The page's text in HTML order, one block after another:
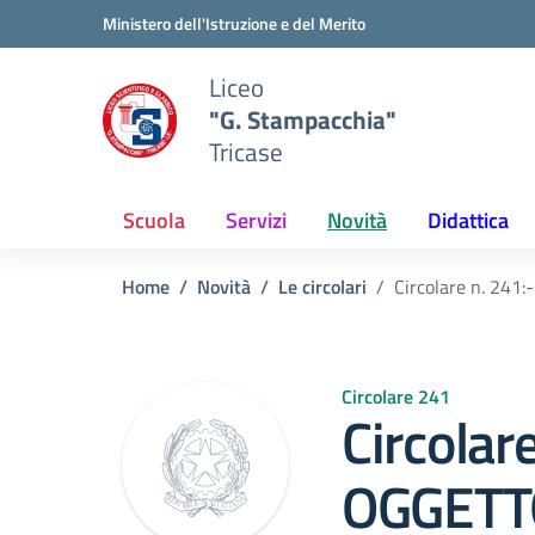
Vai ai contenuti
Vai al menu di navigazioneMinistero dell'Istruzione e del Merito
Liceo
"G. Stampacchia"
Tricase
Scuola Servizi Novità Didattica
Home Novità Le circolari Circolare n.
Circolare 241